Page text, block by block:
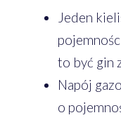
Jeden
to być gin
Napój
o